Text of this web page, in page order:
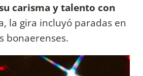
carisma y talento con
la gira incluyó paradas en
bonaerenses.